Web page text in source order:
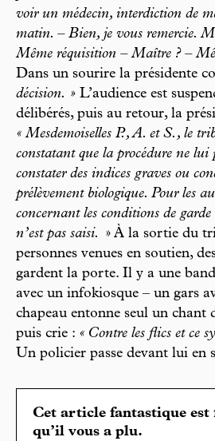
voir un médecin, interdiction de
matin. – Bien, je vous remercie.
Même réquisition – Maître ? –
Dans un sourire la présidente
décision. » L’audience est
délibérés, puis au retour, la
« Mesdemoiselles P., A. et S., le
constatant que la procédure ne lui
constater des indices graves ou
prélèvement biologique. Pour les
concernant les conditions de
n’est pas saisi.
» À la sortie du
personnes venues en soutien,
gardent la porte. Il y a une
avec un infokiosque – un gars
chapeau entonne seul un chant
puis crie : « Contre les flics et ce
Un policier passe devant lui en
Cet article fantastique est
qu’il vous a plu.